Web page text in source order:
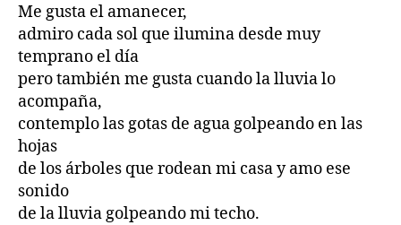
Me gusta el amanecer,
admiro cada sol que ilumina desde muy
temprano el día
pero también me gusta cuando la lluvia lo
acompaña,
contemplo las gotas de agua golpeando en las
hojas
de los árboles que rodean mi casa y amo ese
sonido
de la lluvia golpeando mi techo.